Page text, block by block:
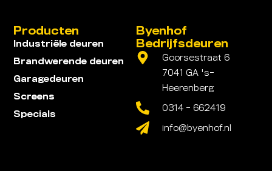
Byenhof
Bedrijfsdeuren
Goorsestraat 6
7041 GA 's-
Heerenberg
0314 - 662419
info@byenhof.nl
Producten
Industriële deuren
Brandwerende deuren
Garagedeuren
Screens
Specials